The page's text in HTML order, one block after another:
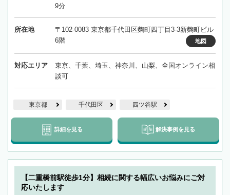
9分
所在地
〒102-0083 東京都千代田区麴町四丁目3-3新麴町ビル
6階
地図
対応エリア
東京、千葉、埼玉、神奈川、山梨、全国オンライン相
談可
東京都 千代田区 四ツ谷駅
詳細を見る 解決事例を見る
【二重橋前駅徒歩1分】相続に関する幅広いお悩みにご対
応いたします